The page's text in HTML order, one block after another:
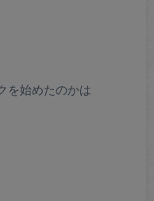
を始めたのかは